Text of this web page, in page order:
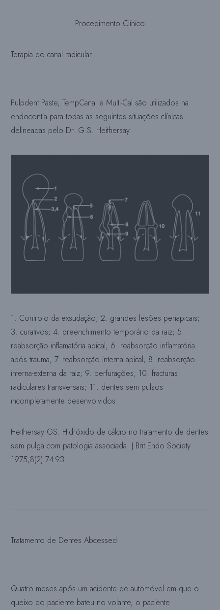
Procedimento Clínico
Terapia do canal radicular
Pulpdent Paste, TempCanal e Multi-Cal são utilizados na
endocontia para todas as seguintes situações clínicas
delineadas pelo Dr. G.S. Heithersay:
1. Controlo da exsudação; 2. grandes lesões periapicais;
3. curativos; 4. preenchimento temporário da raiz; 5.
reabsorção inflamatória apical; 6. reabsorção inflamatória
após trauma; 7. reabsorção interna apical; 8. reabsorção
interna-externa da raiz; 9. perfurações; 10. fracturas
radiculares transversais; 11. dentes sem pulsos
incompletamente desenvolvidos
Heithersay GS. Hidróxido de cálcio no tratamento de dentes
sem pulga com patologia associada. J Brit Endo Society
1975;8(2):74-93.
Tratamento de Dentes Abcessed
Quatro meses após um acidente de automóvel em que o
queixo do paciente bateu no volante, o paciente